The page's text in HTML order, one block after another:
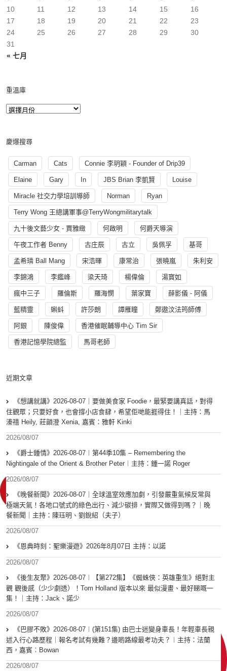
« 七月
10
11 12 13 14 15
16
17
18 19 20 21 22
23
24
25 26 27 28 29
30
31
重溫庫
慶爆搜尋
Carman Cats Connie 李玥穎 - Founder of Drip39
Elaine Gary In JBS Brian 李凱賢 Louise
Miracle 社交力學培訓導師 Norman Ryan
Terry Wong 王總講軍事@TerryWongmilitarytalk
九十後文藝少女 - 賈雅緻 何啟明 何爵天導演
午夜工作者 Benny 古庄辰 古立 吳佩孚 基哥
孟希璘 Ball Mang 宋浩暉 康常治 張曉嵐 朱利安
李錦鴻 李鑑峰 梁天琦 楊偉倫 湯寳如
瘋中三子 羅倫斯 羅海憫 葉家寶 薛影儀 - 阿儀
藍精靈 蝌蚪 許莎朗 譚雁瞳 鄭遨汶法筠師傅
阿銀 陳俊偉 香港催眠輔導中心 Tim Sir
香港記憶學院總監 馬哥老師
近期文章
《想講就講》2026-08-07｜要做美食家 Foodie，最緊要講真話，對得
住觀眾；只要好食，也會撐小店食肆，希望佢哋能捱得住！｜主持：馬
溱禧 Heily, 莊韻澄 Xenia, 嘉賓：雅軒 Kinki
2026/08/07
《爵士鍾情》2026-08-07︱第44季10集 – Remembering the
Nightingale of the Orient & Brother Peter︱主持：鍾一諾 Roger
2026/08/07
《晚餐新聞》2026-08-07｜全球溫室效應加劇，引發嚴重氣候反常與
極端天氣！各地口號式的綠色出行、減少碳排，實際又做得到嗎？｜晚
餐新聞｜主持：陳珏明、劉銳紹（夫子）
2026/08/07
《恩典時刻：聖樂漫遊》2026年8月07日 主持：以諾
2026/08/07
《後生友聚》2026-08-07︱【第272集】《蜘蛛俠：英雄重生》絕對主
觀 觀後感（少少劇透）！Tom Holland 版本以來 最似漫畫、最好睇嘅一
集！｜主持：Jack、諾少
2026/08/07
《巴膠不敗》2026-08-07︱(第151集) 由巴士迷變身車長！年輕車長親
述入行心路歷程｜報名考試有幾難？邊啲路線最考功夫？︱主持：法蘭
西，嘉賓︰Bowan
2026/08/07